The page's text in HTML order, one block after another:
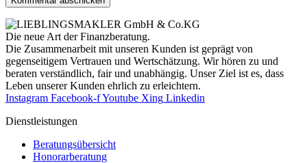
Die neue Art der Finanzberatung.
Die Zusammenarbeit mit unseren Kunden ist geprägt von
gegenseitigem Vertrauen und Wertschätzung. Wir hören zu und
beraten verständlich, fair und unab­hängig. Unser Ziel ist es, dass
Leben unserer Kunden ehrlich zu erleichtern.
Instagram Facebook-fYoutube Xing Linkedin
Dienst­leistungen
Beratungsübersicht
Honorar­beratung